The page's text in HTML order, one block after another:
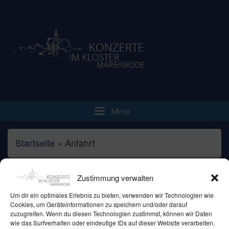
Zustimmung verwalten
Um dir ein optimales Erlebnis zu bieten, verwenden wir Technologien wie
Cookies, um Geräteinformationen zu speichern und/oder darauf
zuzugreifen. Wenn du diesen Technologien zustimmst, können wir Daten
wie das Surfverhalten oder eindeutige IDs auf dieser Website verarbeiten.
Brennecke-Veranstaltungen.de
Menu
Startseite » Anfahrt
Anfahrt